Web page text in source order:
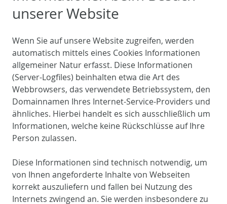
unserer Website
Wenn Sie auf unsere Website zugreifen, werden
automatisch mittels eines Cookies Informationen
allgemeiner Natur erfasst. Diese Informationen
(Server-Logfiles) beinhalten etwa die Art des
Webbrowsers, das verwendete Betriebssystem, den
Domainnamen Ihres Internet-Service-Providers und
ähnliches. Hierbei handelt es sich ausschließlich um
Informationen, welche keine Rückschlüsse auf Ihre
Person zulassen.
Diese Informationen sind technisch notwendig, um
von Ihnen angeforderte Inhalte von Webseiten
korrekt auszuliefern und fallen bei Nutzung des
Internets zwingend an. Sie werden insbesondere zu